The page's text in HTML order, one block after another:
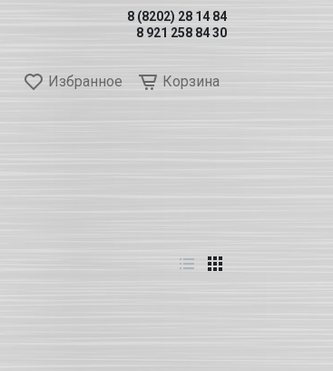
8 (8202) 28 14 84
8 921 258 84 30
Избранное Корзина